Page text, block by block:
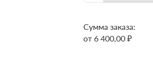
Сумма заказа:
от 6 400,00 ₽